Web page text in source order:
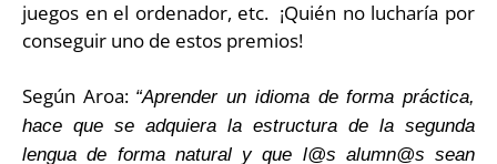
juegos en el ordenador, etc. ¡Quién no lucharía por
conseguir uno de estos premios!
Según Aroa: “Aprender un idioma de forma práctica,
hace que se adquiera la estructura de la segunda
lengua de forma natural y que l@s alumn@s sean